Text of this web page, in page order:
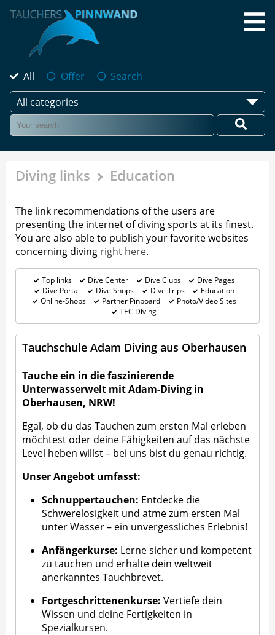
All Offer
Search
All categories
Diving links Education
The link recommendations of the users are
presenting the internet of diving sports at its finest.
You are also able to publish your favorite websites
concerning diving right here.
Top links Dive Center Dive Clubs
Dive Pages
Dive Portal
Dive Shops Dive Trips
Education
Online-Shops
Partner Pinboard
Photo/Video Sites
TEC Diving
Tauchschule Adam Diving aus Oberhausen
Tauche ein in die faszinierende
Unterwasserwelt mit Adam-Diving in
Oberhausen, NRW!
Egal, ob du das Tauchen zum ersten Mal erleben
möchtest oder deine Fähigkeiten auf das nächste
Level heben willst – bei uns bist du genau richtig.
Unser Angebot umfasst:
Schnuppertauchen: Entdecke die
Schwerelosigkeit und atme zum ersten Mal
unter Wasser – ein unvergessliches Erlebnis!
Anfängerkurse: Lerne sicher und kompetent
zu tauchen und erhalte dein weltweit
anerkanntes Tauchbrevet.
Fortgeschrittenenkurse: Vertiefe dein
Wissen und deine Fertigkeiten in
Spezialkursen.